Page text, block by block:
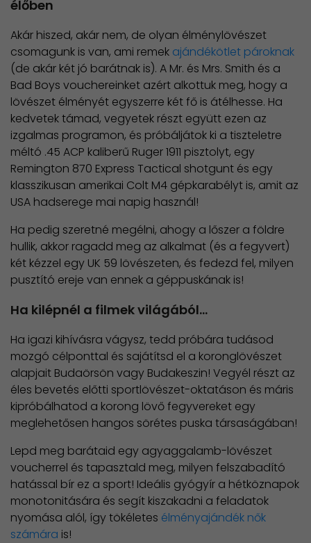
élőben
Akár hiszed, akár nem, de olyan élménylövészet
csomagunk is van, ami remek ajándékötlet pároknak
(de akár két jó barátnak is). A Mr. és Mrs. Smith és a
Bad Boys vouchereinket azért alkottuk meg, hogy a
lövészet élményét egyszerre két fő is átélhesse. Ha
kedvetek támad, vegyetek részt együtt ezen az
izgalmas programon, és próbáljátok ki a tiszteletre
méltó .45 ACP kaliberű Ruger 1911 pisztolyt, egy
Remington 870 Express Tactical shotgunt és egy
klasszikusan amerikai Colt M4 gépkarabélyt is, amit az
USA hadserege mai napig használ!
Ha pedig szeretné megélni, ahogy a lőszer a földre
hullik, akkor ragadd meg az alkalmat (és a fegyvert)
két kézzel egy UK 59 lövészeten, és fedezd fel, milyen
pusztító ereje van ennek a géppuskának is!
Ha kilépnél a filmek világából...
Ha igazi kihívásra vágysz, tedd próbára tudásod
mozgó célponttal és sajátítsd el a koronglövészet
alapjait Budaörsön vagy Budakeszin! Vegyél részt az
éles bevetés előtti sportlövészet-oktatáson és máris
kipróbálhatod a korong lövő fegyvereket egy
meglehetősen hangos sörétes puska társaságában!
Lepd meg barátaid egy agyaggalamb-lövészet
voucherrel és tapasztald meg, milyen felszabadító
hatással bír ez a sport! Ideális gyógyír a hétköznapok
monotonitására és segít kiszakadni a feladatok
nyomása alól, így tökéletes élményajándék nők
számára is!